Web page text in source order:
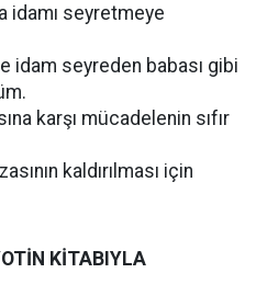
idamı seyretmeye
idam seyreden babası gibi
karşı mücadelenin sıfır
kaldırılması için
KİTABIYLA